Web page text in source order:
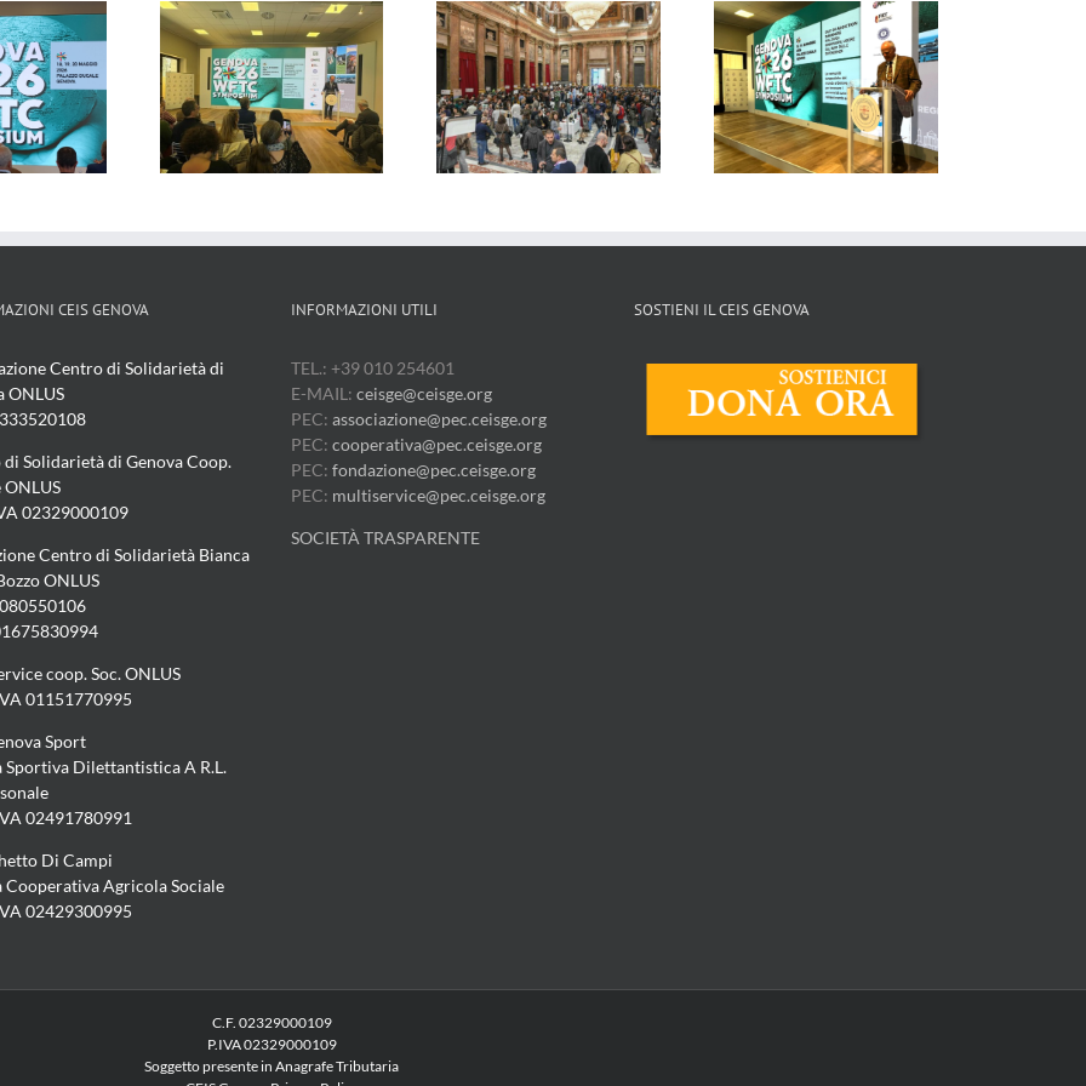
di Genova –
04/2026
Genova 24 –
29/04/2026
Il Cittadino –
29/04/2026
La Repubblica –
06/05/2026
CEIS GENOVA
Centro di Solidarietà di
ONLUS
Solidarietà di Genova Coop.
ONLUS
02329000109
Centro di Solidarietà Bianca
ONLUS
coop. Soc. ONLUS
01151770995
Sport
Sportiva Dilettantistica A R.L.
02491780991
Di Campi
Cooperativa Agricola Sociale
02429300995
INFORMAZIONI UTILI
TEL.: +39 010 254601
E-MAIL: ceisge@ceisge.org
PEC: associazione@pec.ceisge.org
PEC: cooperativa@pec.ceisge.org
PEC: fondazione@pec.ceisge.org
PEC: multiservice@pec.ceisge.org
SOCIETÀ TRASPARENTE
SOSTIENI IL CEIS GENOVA
C.F. 02329000109
P.IVA 02329000109
Soggetto presente in Anagrafe Tributaria